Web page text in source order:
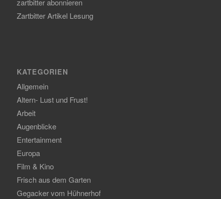
zartbitter abonnieren
Zartbitter Artikel Lesung
KATEGORIEN
Allgemein
Altern- Lust und Frust!
Arbeit
Augenblicke
Entertainment
Europa
Film & Kino
Frisch aus dem Garten
Gegacker vom Hühnerhof